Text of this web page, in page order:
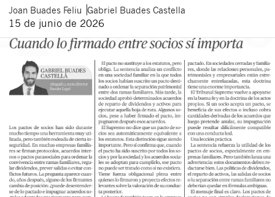
Joan Buades Feliu Gabriel Buades Castella
15 de junio de 2026